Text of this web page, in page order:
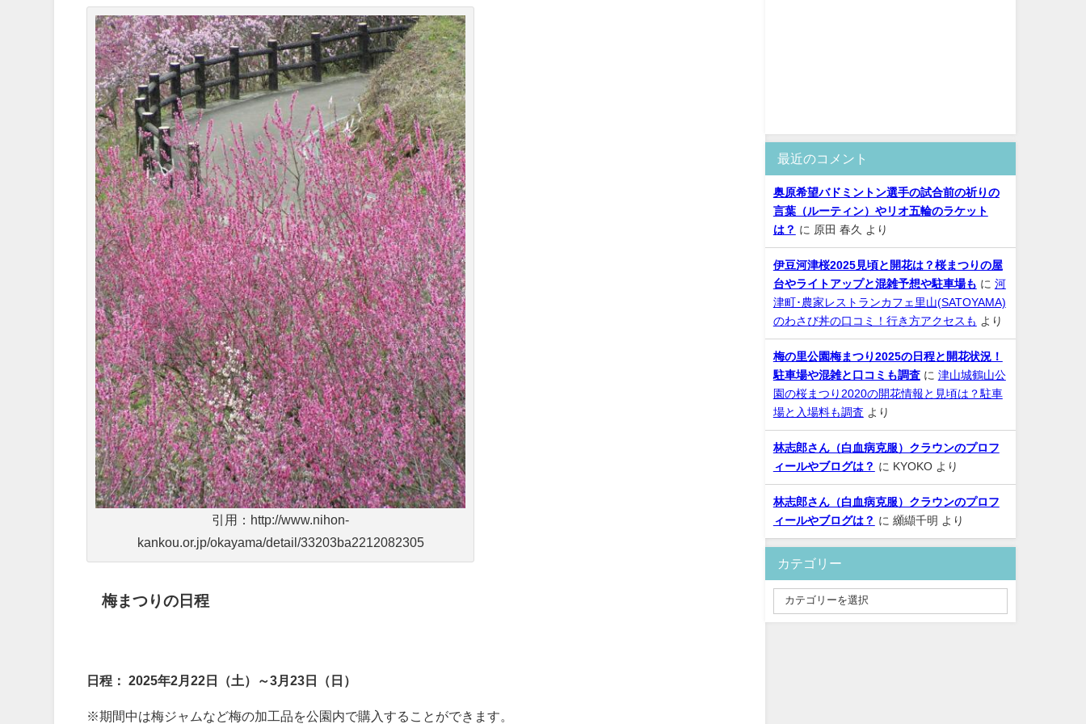
引用：http://www.nihon-
kankou.or.jp/okayama/detail/33203ba2212082305
梅まつりの日程
日程：2025年2月22日（土）～3月23日（日）
※期間中は梅ジャムなど梅の加工品を公園内で購入することができます。
最近のコメント
奥原希望バドミントン選手の試合前の祈りの
言葉（ルーティン）やリオ五輪のラケット
は？ に 原田 春久 より
伊豆河津桜2025見頃と開花は？桜まつりの屋
台やライトアップと混雑予想や駐車場も に 河
津町･農家レストランカフェ里山(SATOYAMA)
のわさび丼の口コミ！行き方アクセスも
より
梅の里公園梅まつり2025の日程と開花状況！
駐車場や混雑と口コミも調査に 津山城鶴山公
園の桜まつり2020の開花情報と見頃は？駐車
場と入場料も調査 より
林志郎さん（白血病克服）クラウンのプロフ
ィールやブログは？ に KYOKOより
林志郎さん（白血病克服）クラウンのプロフ
ィールやブログは？ に 纐纈千明 より
カテゴリー